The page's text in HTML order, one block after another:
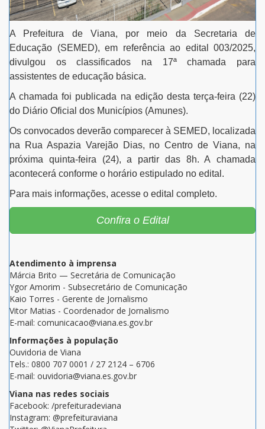
A Prefeitura de Viana, por meio da Secretaria de
Educação (SEMED), em referência ao edital 003/2025,
divulgou os classificados na 17ª chamada para
assistentes de educação básica.
A chamada foi publicada na edição desta terça-feira (22)
do Diário Oficial dos Municípios (Amunes).
Os convocados deverão comparecer à SEMED, localizada
na Rua Aspazia Varejão Dias, no Centro de Viana, na
próxima quinta-feira (24), a partir das 8h.A chamada
acontecerá conforme o horário estipulado no edital.
Para mais informações, acesse o edital completo.
Confira o Edital
Atendimento à imprensa
Márcia Brito — Secretária de Comunicação
Ygor Amorim - Subsecretário de Comunicação
Kaio Torres - Gerente de Jornalismo
Vitor Matias - Coordenador de Jornalismo
E-mail: comunicacao@viana.es.gov.br
Informações à população
Ouvidoria de Viana
Tels.: 0800 707 0001 / 27 2124 – 6706
E-mail: ouvidoria@viana.es.gov.br
Viana nas redes sociais
Facebook: /prefeituradeviana
Instagram: @prefeituraviana